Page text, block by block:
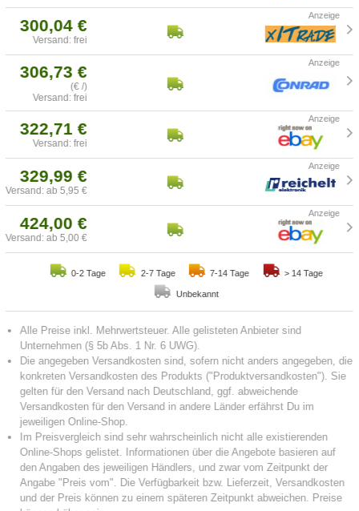
300,04 €
Versand: frei
306,73 €
(€ /)
Versand: frei
322,71 €
Versand: frei
329,99 €
Versand: ab 5,95 €
424,00 €
Versand: ab 5,00 €
0-2 Tage 2-7 Tage 7-14 Tage > 14 Tage
Unbekannt